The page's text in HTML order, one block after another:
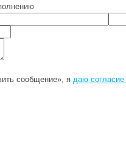
сообщение», я даю